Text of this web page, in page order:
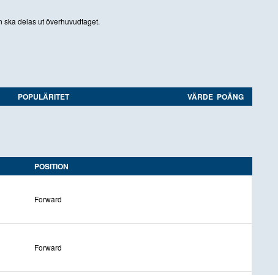
ska delas ut överhuvudtaget.
POPULÄRITET VÄRDE POÄNG
POSITION
Forward
Forward